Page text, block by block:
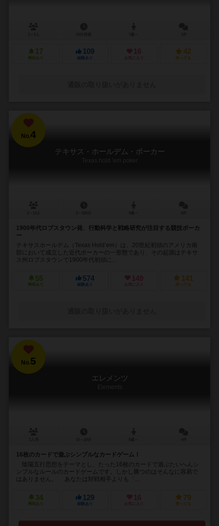
17
興味あり
109
経験あり
16
お気に入り
42
持ってる
No.4
テキサス・ホールデム・ポーカー
Texas hold 'em poker
1900年代ロブスタウン発、行動科学と戦略研究が注目する競技ポーカ
ー
テキサスホールデム（Texas Hold’em）は、20世紀初頭のアメリカ南
部において成立した近代ポーカーの一形態であり、その起源はテキサ
ス州ロブスタウンで1900年代初頭に...
55
興味あり
574
経験あり
149
お気に入り
141
持ってる
No.5
エレメンツ
Elements
16枚のカードで遊ぶシンプルなカードゲーム！
陰陽五行思想をテーマとし、たった16枚のカードで遊ぶたいへんシ
ンプルなルールのカードゲームです。しかし勝つのはそんなに容易で
はありません。 あなたは対戦相手よりも「...
34
興味あり
129
経験あり
16
お気に入り
79
持ってる